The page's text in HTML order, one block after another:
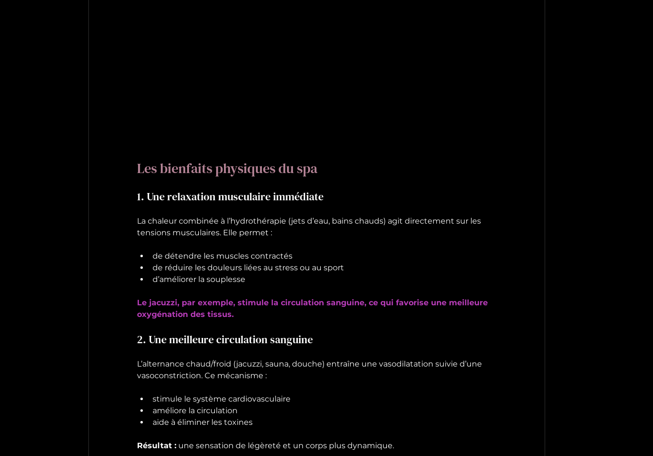
Les bienfaits physiques du spa
1. Une relaxation musculaire immédiate
La chaleur combinée à l’hydrothérapie (jets d’eau, bains chauds) agit directement sur les
tensions musculaires. Elle permet :
de détendre les muscles contractés
de réduire les douleurs liées au stress ou au sport
d’améliorer la souplesse
Le jacuzzi, par exemple, stimule la circulation sanguine, ce qui favorise une meilleure
oxygénation des tissus.
2. Une meilleure circulation sanguine
L’alternance chaud/froid (jacuzzi, sauna, douche) entraîne une vasodilatation suivie d’une
vasoconstriction. Ce mécanisme :
stimule le système cardiovasculaire
améliore la circulation
aide à éliminer les toxines
Résultat : une sensation de légèreté et un corps plus dynamique.